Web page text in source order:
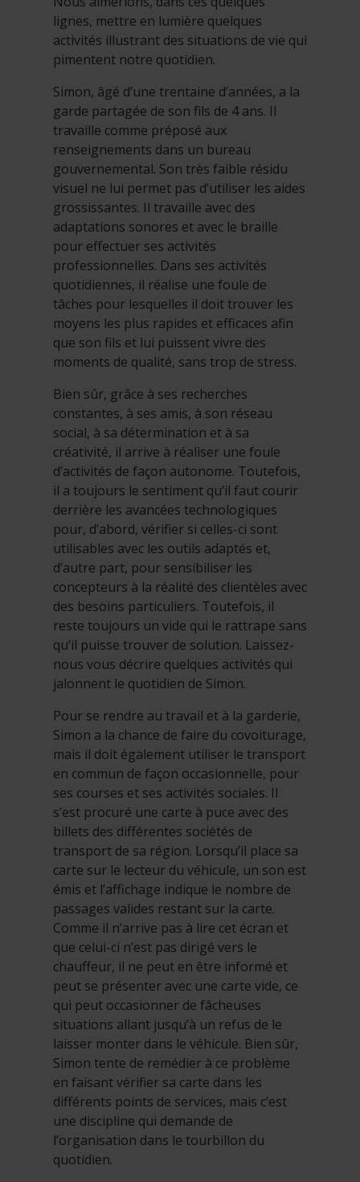
lignes, mettre en lumière quelques
activités illustrant des situations de vie qui
pimentent notre quotidien.
Simon, âgé d’une trentaine d’années, a la
garde partagée de son fils de 4 ans. Il
travaille comme préposé aux
renseignements dans un bureau
gouvernemental. Son très faible résidu
visuel ne lui permet pas d’utiliser les aides
grossissantes. Il travaille avec des
adaptations sonores et avec le braille
pour effectuer ses activités
professionnelles. Dans ses activités
quotidiennes, il réalise une foule de
tâches pour lesquelles il doit trouver les
moyens les plus rapides et efficaces afin
que son fils et lui puissent vivre des
moments de qualité, sans trop de stress.
Bien sûr, grâce à ses recherches
constantes, à ses amis, à son réseau
social, à sa détermination et à sa
créativité, il arrive à réaliser une foule
d’activités de façon autonome. Toutefois,
il a toujours le sentiment qu’il faut courir
derrière les avancées technologiques
pour, d’abord, vérifier si celles-ci sont
utilisables avec les outils adaptés et,
d’autre part, pour sensibiliser les
concepteurs à la réalité des clientèles avec
des besoins particuliers. Toutefois, il
reste toujours un vide qui le rattrape sans
qu’il puisse trouver de solution. Laissez-
nous vous décrire quelques activités qui
jalonnent le quotidien de Simon.
Pour se rendre au travail et à la garderie,
Simon a la chance de faire du covoiturage,
mais il doit également utiliser le transport
en commun de façon occasionnelle, pour
ses courses et ses activités sociales. Il
s’est procuré une carte à puce avec des
billets des différentes sociétés de
transport de sa région. Lorsqu’il place sa
carte sur le lecteur du véhicule, un son est
émis et l’affichage indique le nombre de
passages valides restant sur la carte.
Comme il n’arrive pas à lire cet écran et
que celui-ci n’est pas dirigé vers le
chauffeur, il ne peut en être informé et
peut se présenter avec une carte vide, ce
qui peut occasionner de fâcheuses
situations allant jusqu’à un refus de le
laisser monter dans le véhicule. Bien sûr,
Simon tente de remédier à ce problème
en faisant vérifier sa carte dans les
différents points de services, mais c’est
une discipline qui demande de
l’organisation dans le tourbillon du
quotidien.